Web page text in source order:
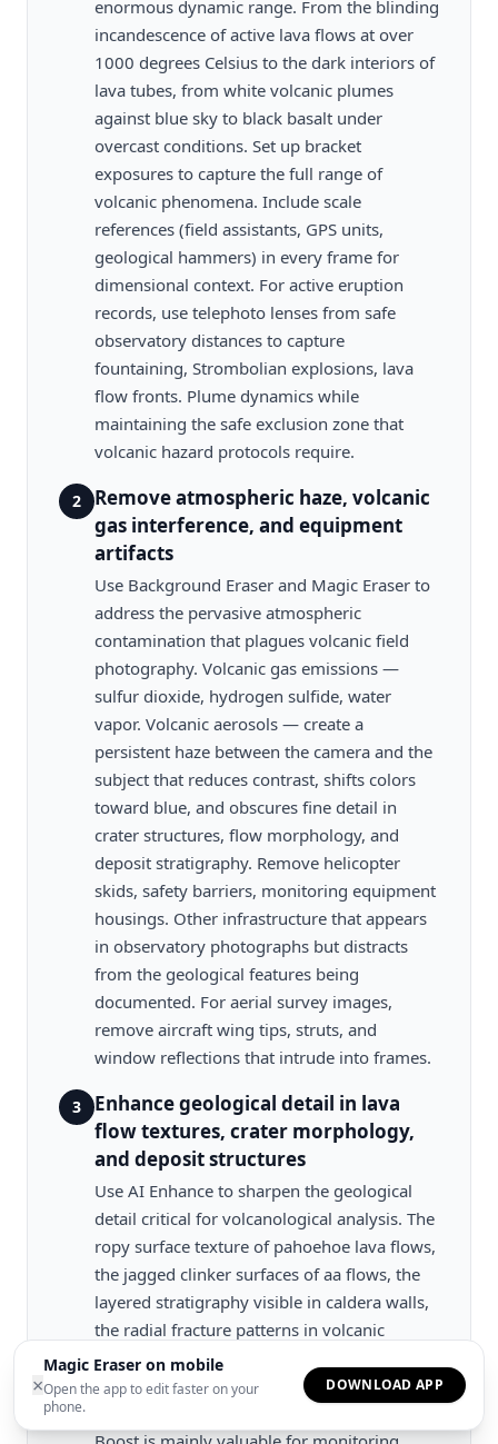
×
Magic Eraser on mobile
Open the app to edit faster on your
phone.
DOWNLOAD APP
enormous dynamic range. From the blinding
incandescence of active lava flows at over
1000 degrees Celsius to the dark interiors of
lava tubes, from white volcanic plumes
against blue sky to black basalt under
overcast conditions. Set up bracket
exposures to capture the full range of
volcanic phenomena. Include scale
references (field assistants, GPS units,
geological hammers) in every frame for
dimensional context. For active eruption
records, use telephoto lenses from safe
observatory distances to capture
fountaining, Strombolian explosions, lava
flow fronts. Plume dynamics while
maintaining the safe exclusion zone that
volcanic hazard protocols require.
2
Remove atmospheric haze, volcanic
gas interference, and equipment
artifacts
Use Background Eraser and Magic Eraser to
address the pervasive atmospheric
contamination that plagues volcanic field
photography. Volcanic gas emissions —
sulfur dioxide, hydrogen sulfide, water
vapor. Volcanic aerosols — create a
persistent haze between the camera and the
subject that reduces contrast, shifts colors
toward blue, and obscures fine detail in
crater structures, flow morphology, and
deposit stratigraphy. Remove helicopter
skids, safety barriers, monitoring equipment
housings. Other infrastructure that appears
in observatory photographs but distracts
from the geological features being
documented. For aerial survey images,
remove aircraft wing tips, struts, and
window reflections that intrude into frames.
3
Enhance geological detail in lava
flow textures, crater morphology,
and deposit structures
Use AI Enhance to sharpen the geological
detail critical for volcanological analysis. The
ropy surface texture of pahoehoe lava flows,
the jagged clinker surfaces of aa flows, the
layered stratigraphy visible in caldera walls,
the radial fracture patterns in volcanic
domes, and the subtle color variations in
tephra deposits that indicate different